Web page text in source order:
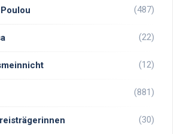
(487)
(22)
(12)
(881)
(30)